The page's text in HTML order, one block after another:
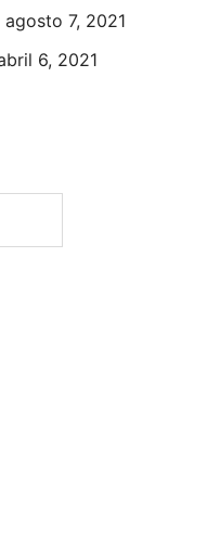
agosto 7, 2021
6, 2021